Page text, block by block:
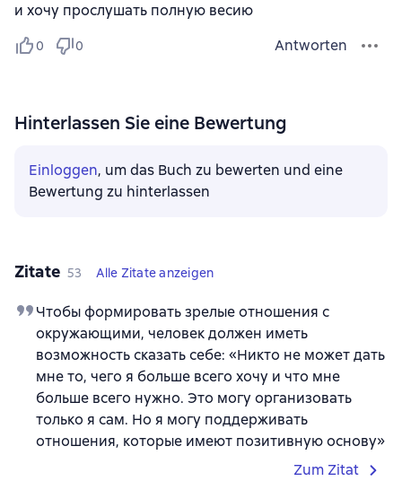
и хочу прослушать полную весию
0 0 Antworten
Hinterlassen Sie eine Bewertung
Einloggen, um das Buch zu bewerten und eine
Bewertung zu hinterlassen
Zitate 53 Alle Zitate anzeigen
Чтобы формировать зрелые отношения с
окружающими, человек должен иметь
возможность сказать себе: «Никто не может дать
мне то, чего я больше всего хочу и что мне
больше всего нужно. Это могу организовать
только я сам. Но я могу поддерживать
отношения, которые имеют позитивную основу»
Zum Zitat